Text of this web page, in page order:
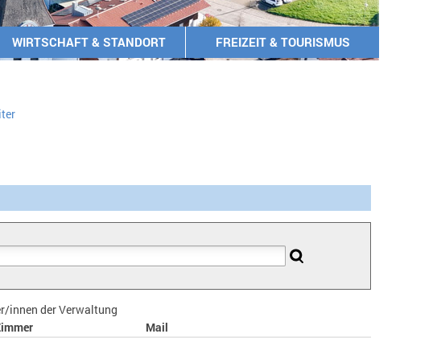
WIRTSCHAFT & STANDORT FREIZEIT & TOURISMUS
innen der Verwaltung
Mail